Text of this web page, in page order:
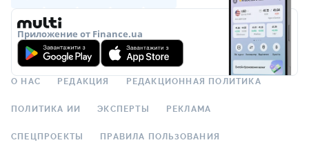
Приложение от Finance.ua
О НАС РЕДАКЦИЯ РЕДАКЦИОННАЯ ПОЛИТИКА
ПОЛИТИКА ИИ ЭКСПЕРТЫ РЕКЛАМА
СПЕЦПРОЕКТЫ ПРАВИЛА ПОЛЬЗОВАНИЯ